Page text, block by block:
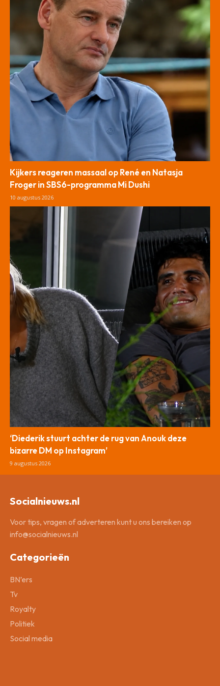
Kijkers reageren massaal op René en Natasja
Froger in SBS6-programma Mi Dushi
10 augustus 2026
‘Diederik stuurt achter de rug van Anouk deze
bizarre DM op Instagram’
9 augustus 2026
Socialnieuws.nl
Voor tips, vragen of adverteren kunt u ons bereiken op
info@socialnieuws.nl
Categorieën
BN’ers
Tv
Royalty
Politiek
Social media